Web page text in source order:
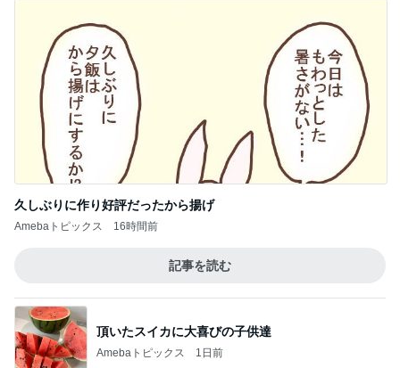
久しぶりに作り好評だったから揚げ
Amebaトピックス 16時間前
記事を読む
頂いたスイカに大喜びの子供達
Amebaトピックス 1日前